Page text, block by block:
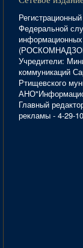
Федеральной
Учредители:
коммуникаций
Ртищевского
Главный
рекламы - 4-29-